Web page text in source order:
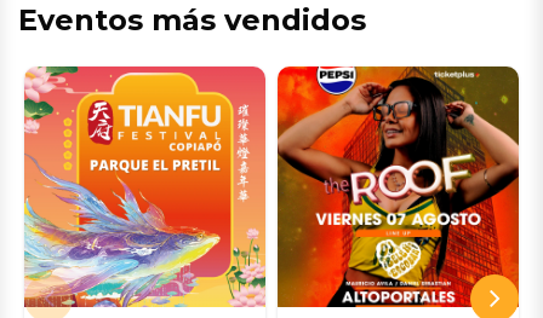
Eventos más vendidos